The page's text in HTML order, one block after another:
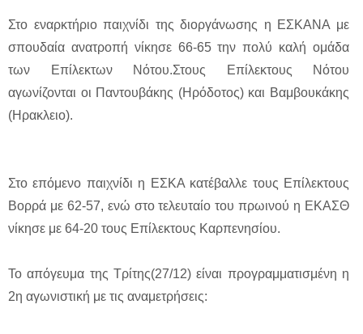
Στο εναρκτήριο παιχνίδι της διοργάνωσης η ΕΣΚΑΝΑ με
σπουδαία ανατροπή νίκησε 66-65 την πολύ καλή ομάδα
των Επίλεκτων Νότου.Στους Επίλεκτους Νότου
αγωνίζονται οι Παντουβάκης (Ηρόδοτος) και Βαμβουκάκης
(Ηρακλειο).
Στο επόμενο παιχνίδι η ΕΣΚΑ κατέβαλλε τους Επίλεκτους
Βορρά με 62-57, ενώ στο τελευταίο του πρωινού η ΕΚΑΣΘ
νίκησε με 64-20 τους Επίλεκτους Καρπενησίου.
Το απόγευμα της Τρίτης(27/12) είναι προγραμματισμένη η
2η αγωνιστική με τις αναμετρήσεις: